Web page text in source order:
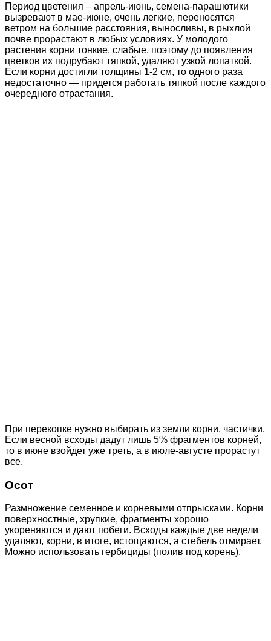
Период цветения – апрель-июнь, семена-парашютики
вызревают в мае-июне, очень легкие, переносятся
ветром на большие расстояния, выносливы, в рыхлой
почве прорастают в любых условиях. У молодого
растения корни тонкие, слабые, поэтому до появления
цветков их подрубают тяпкой, удаляют узкой лопаткой.
Если корни достигли толщины 1-2 см, то одного раза
недостаточно — придется работать тяпкой после каждого
очередного отрастания.
При перекопке нужно выбирать из земли корни, частички.
Если весной всходы дадут лишь 5% фрагментов корней,
то в июне взойдет уже треть, а в июле-августе прорастут
все.
Осот
Размножение семенное и корневыми отпрысками. Корни
поверхностные, хрупкие, фрагменты хорошо
укореняются и дают побеги. Всходы каждые две недели
удаляют, корни, в итоге, истощаются, а стебель отмирает.
Можно использовать гербициды (полив под корень).